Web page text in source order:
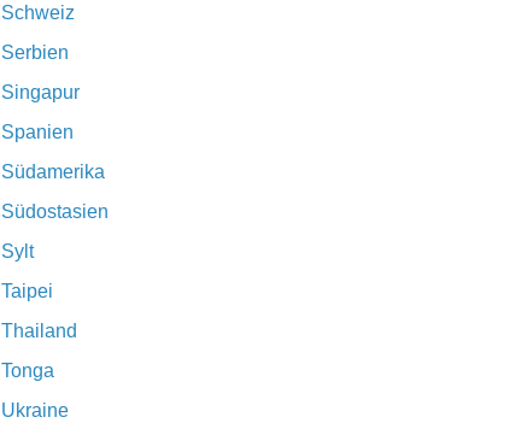
Schweiz
Serbien
Singapur
Spanien
Südamerika
Südostasien
Sylt
Taipei
Thailand
Tonga
Ukraine